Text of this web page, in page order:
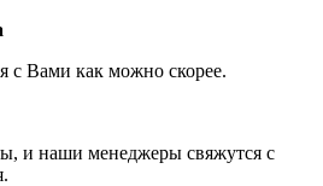
с Вами как можно скорее.
и наши менеджеры свяжутся с